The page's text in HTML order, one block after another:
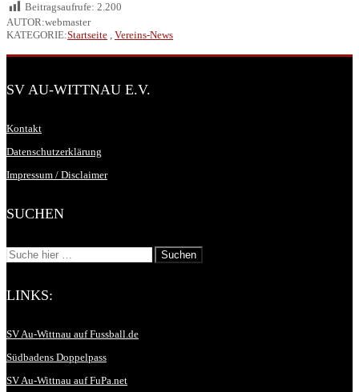
Beitragsaufrufe: 2.200
AUTOR:webmaster
KATEGORIE:Startseite , Vereins-News
SV AU-WITTNAU E.V.
Kontakt
Datenschutzerklärung
Impressum / Disclaimer
SUCHEN
LINKS:
SV Au-Wittnau auf Fussball.de
Südbadens Doppelpass
SV Au-Wittnau auf FuPa.net